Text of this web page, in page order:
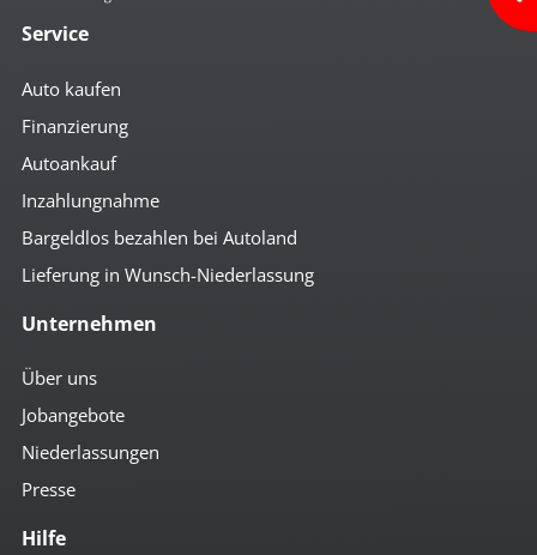
Service
Auto kaufen
Finanzierung
Autoankauf
Inzahlungnahme
Bargeldlos bezahlen bei Autoland
Lieferung in Wunsch-Niederlassung
Unternehmen
Über uns
Jobangebote
Niederlassungen
Presse
Hilfe